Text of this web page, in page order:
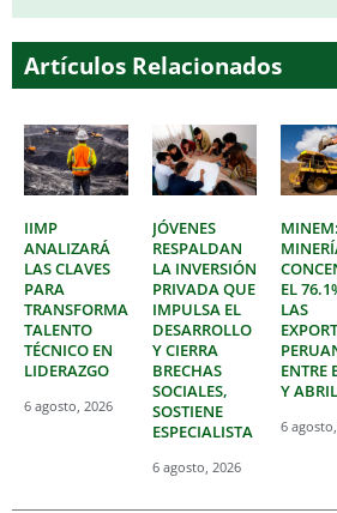
Artículos Relacionados
IIMP
ANALIZARÁ
LAS CLAVES
PARA
TRANSFORMAR
TALENTO
TÉCNICO EN
LIDERAZGO
6 agosto, 2026
JÓVENES
RESPALDAN
LA INVERSIÓN
PRIVADA QUE
IMPULSA EL
DESARROLLO
Y CIERRA
BRECHAS
SOCIALES,
SOSTIENE
ESPECIALISTA
6 agosto, 2026
MINEM:
EL
LAS
ENTRE
Y ABRIL
6